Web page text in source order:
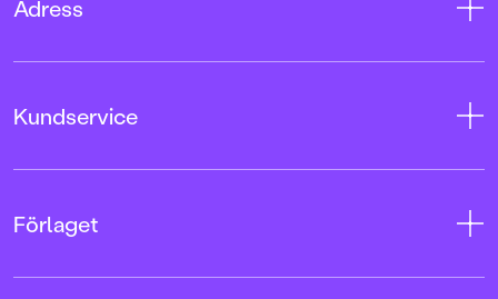
Adress
103 12 Stockholm
Kundservice
Kundservice
Användarvillkor intressenter
Förlaget